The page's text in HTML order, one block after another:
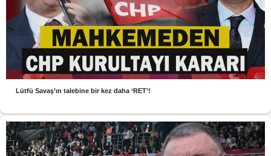
Lütfü Savaş’ın talebine bir kez daha ‘RET’!